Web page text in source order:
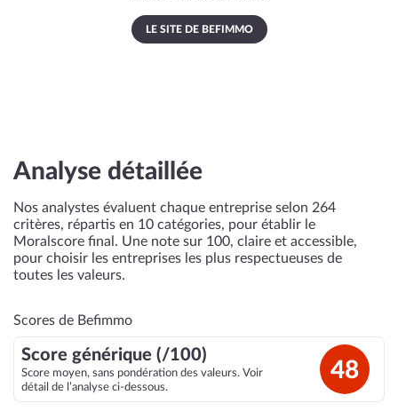
LE SITE DE BEFIMMO
Analyse détaillée
Nos analystes évaluent chaque entreprise selon 264
critères, répartis en 10 catégories, pour établir le
Moralscore final. Une note sur 100, claire et accessible,
pour choisir les entreprises les plus respectueuses de
toutes les valeurs.
Scores de Befimmo
Score générique (/100)
Score moyen, sans pondération des valeurs. Voir
détail de l’analyse ci-dessous.
48